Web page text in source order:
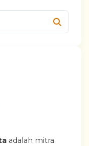
adalah mitra